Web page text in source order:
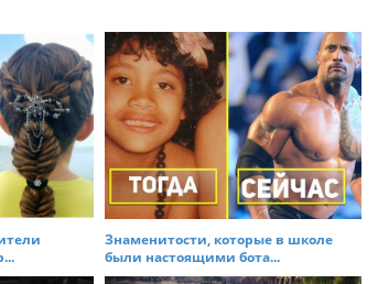
Знаменитости, которые в школе
были настоящими бота...